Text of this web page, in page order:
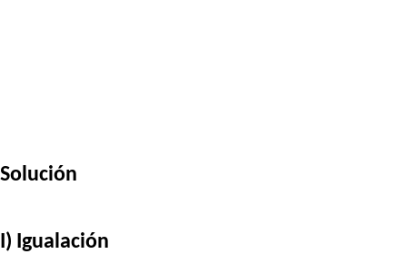
Solución
I) Igualación